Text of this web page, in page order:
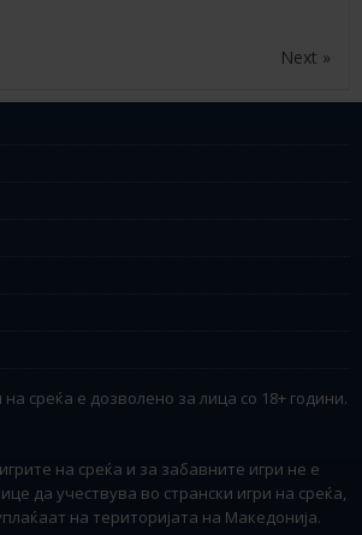
Next »
на среќа е дозволено за лица со 18+ години.
на среќа и за забавните игри не е
да учествува во странски игри на среќа,
на територијата на Македонија.